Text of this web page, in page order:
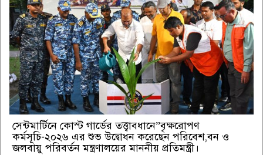
সেন্টমার্টিনে কোস্ট গার্ডের তত্ত্বাবধানে”বৃক্ষরোপণ
কর্মসূচি-২০২৬ এর শুভ উদ্বোধন করেছেন পরিবেশ,বন ও
জলবায়ু পরিবর্তন মন্ত্রণালয়ের মাননীয় প্রতিমন্ত্রী।